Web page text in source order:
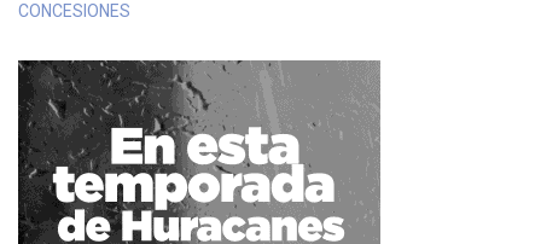
CONCESIONES